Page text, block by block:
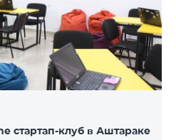
стартап-клуб в Аштараке